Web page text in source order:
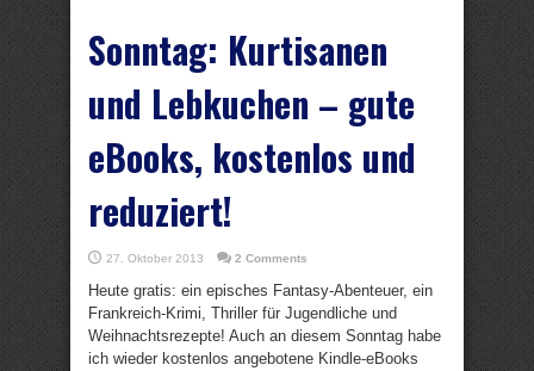
Sonntag: Kurtisanen
und Lebkuchen – gute
eBooks, kostenlos und
reduziert!
27. Oktober 2013 2 Comments
Heute gratis: ein episches Fantasy-Abenteuer, ein
Frankreich-Krimi, Thriller für Jugendliche und
Weihnachtsrezepte! Auch an diesem Sonntag habe
ich wieder kostenlos angebotene Kindle-eBooks